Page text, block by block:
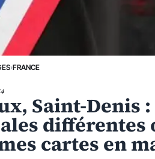
›FRANCE
Saint-Denis :
différentes
cartes en